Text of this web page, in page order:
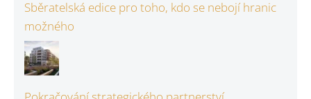
Sběratelská edice pro toho, kdo se nebojí hranic
možného